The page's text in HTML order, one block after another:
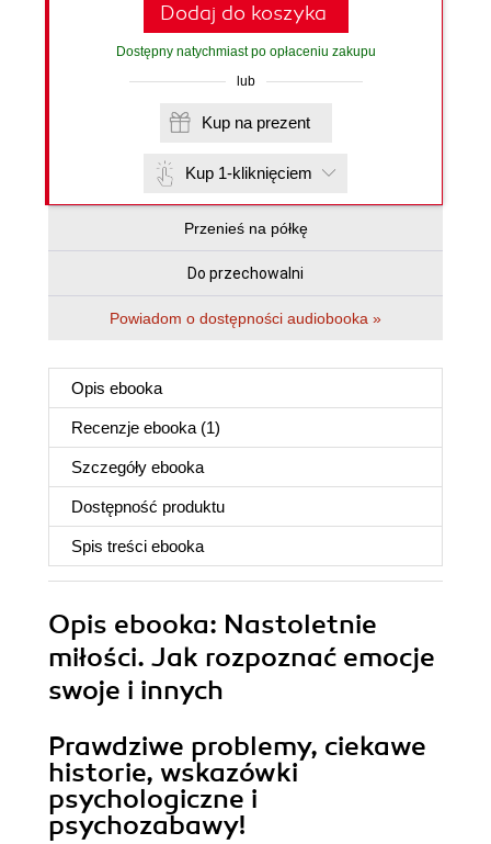
Dodaj do koszyka
Dostępny natychmiast po opłaceniu zakupu
lub
Kup na prezent
Kup 1-kliknięciem
Przenieś na półkę
Do przechowalni
Powiadom o dostępności audiobooka »
Opis ebooka
Recenzje ebooka (1)
Szczegóły ebooka
Dostępność produktu
Spis treści ebooka
Opis ebooka: Nastoletnie
miłości. Jak rozpoznać emocje
swoje i innych
Prawdziwe problemy, ciekawe
historie, wskazówki
psychologiczne i
psychozabawy!